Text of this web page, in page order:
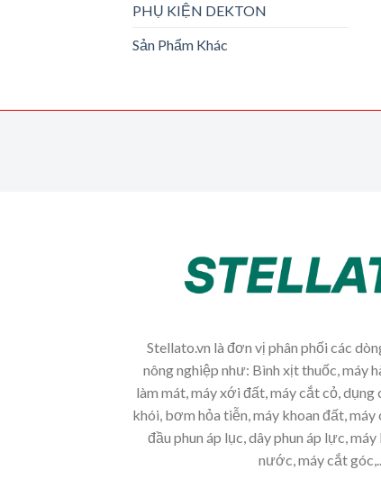
PHỤ KIỆN DEKTON
Sản Phẩm Khác
Stellato.vn là đơn vị phân phối các
nông nghiệp như: Bình xịt thuốc, máy
làm mát, máy xới đất, máy cắt cỏ, dụng
khói, bơm hỏa tiễn, máy khoan đất, máy
đầu phun áp lục, dây phun áp lực,
nước, máy cắt góc,...